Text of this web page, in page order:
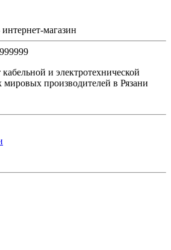
магазин
и электротехнической
производителей в Рязани